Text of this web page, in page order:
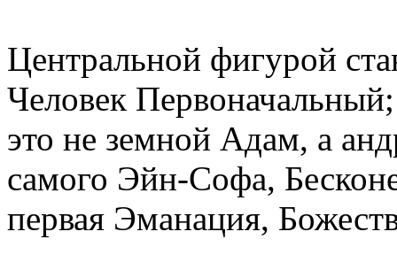
Центральной фигурой
Человек Первоначальный;
это не земной Адам, а
самого Эйн-Софа,
первая Эманация,